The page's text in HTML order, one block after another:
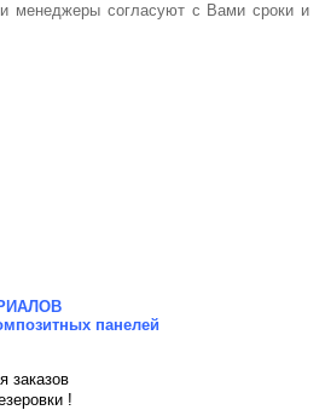
менеджеры согласуют с Вами сроки и
панелей
заказов
!